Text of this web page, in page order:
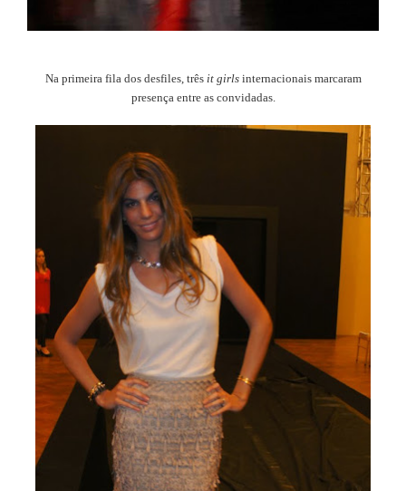
Na primeira fila dos desfiles, três it girlsinternacionais marcaram
presença entre as convidadas.